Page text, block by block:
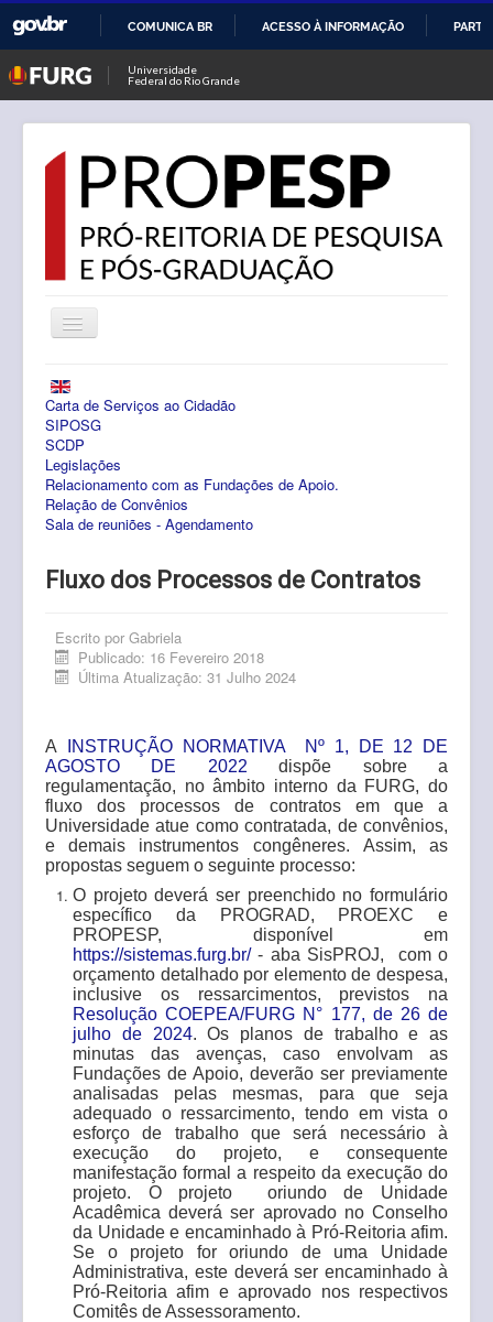
O
CONTEÚDO
COMUNICA BR ACESSO À INFORMAÇÃO
Universidade
Federal do Rio Grande
Alternar
Navegação
Notícias
PROPESP
Pesquisa
Pós-Graduação
Internacionalização.
Editais
Comitês
Contato
Carta de Serviços ao Cidadão
SIPOSG
SCDP
Legislações
Relacionamento com as Fundações de Apoio.
Relação de Convênios
Sala de reuniões - Agendamento
Fluxo dos Processos de Contratos
Escrito por Gabriela
Publicado: 16 Fevereiro 2018
Última Atualização: 31 Julho 2024
A
INSTRUÇÃO NORMATIVA Nº 1, DE 12 DE
AGOSTO DE 2022
dispõe sobre a
regulamentação, no âmbito interno da FURG, do
fluxo dos processos de contratos em que a
Universidade atue como contratada, de convênios,
e demais instrumentos congêneres. Assim, as
propostas seguem o seguinte processo:
O projeto deverá ser preenchido no formulário
específico da PROGRAD, PROEXC e
PROPESP, disponível em
https://sistemas.furg.br/- aba SisPROJ, com o
orçamento detalhado por elemento de despesa,
inclusive os ressarcimentos, previstos na
Resolução COEPEA/FURG N° 177, de 26 de
julho de 2024. Os planos de trabalho e as
minutas das avenças, caso envolvam as
Fundações de Apoio, deverão ser previamente
analisadas pelas mesmas, para que seja
adequado o ressarcimento, tendo em vista o
esforço de trabalho que será necessário à
execução do projeto, e consequente
manifestação formal a respeito da execução do
projeto. O projeto oriundo de Unidade
Acadêmica deverá ser aprovado no Conselho
da Unidade e encaminhado à Pró-Reitoria afim.
Se o projeto for oriundo de uma Unidade
Administrativa, este deverá ser encaminhado à
Pró-Reitoria afim e aprovado nos respectivos
Comitês de Assessoramento.